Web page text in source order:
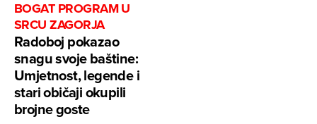
BOGAT PROGRAM U
SRCU ZAGORJA
Radoboj pokazao
snagu svoje baštine:
Umjetnost, legende i
stari običaji okupili
brojne goste